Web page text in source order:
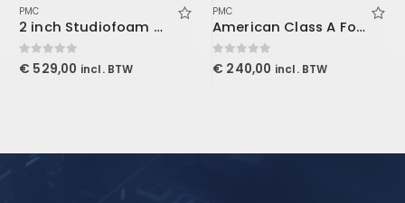
PMC
2 inch Studiofoam Wedge, 12-Pack 12-61x122cm panel, Burgundy
0out of 5
€ 529,00 incl. BTW
PMC
American Class A For Console1
0out of 5
€ 240,00 incl. BTW